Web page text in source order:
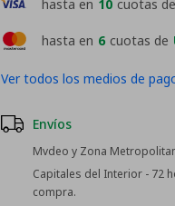
hasta en 6 cuotas de
hasta en 10 cuotas de
Ver todos los medios de
Envíos
Mvdeo y Zona
Capitales del Interior - 72
compra.